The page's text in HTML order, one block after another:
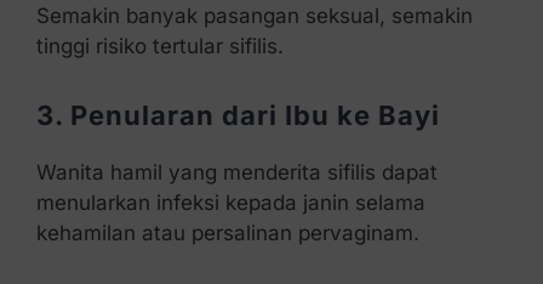
Semakin banyak pasangan seksual, semakin
tinggi risiko tertular sifilis.
3. Penularan dari Ibu ke Bayi
Wanita hamil yang menderita sifilis dapat
menularkan infeksi kepada janin selama
kehamilan atau persalinan pervaginam.